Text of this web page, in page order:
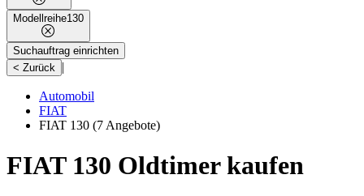
Modellreihe130
Suchauftrag einrichten
< Zurück |
Automobil
FIAT
FIAT 130 (7 Angebote)
FIAT 130 Oldtimer kaufen